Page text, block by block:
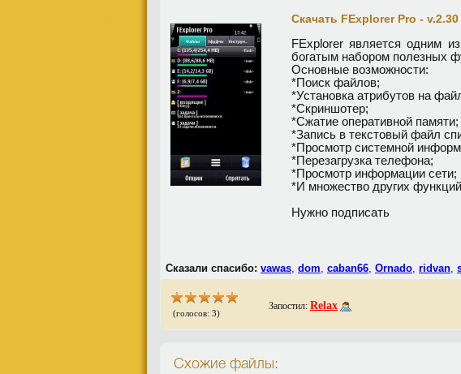
Скачать FExplorer Pro -
FExplorer является одним
богатым набором полезных
Основные возможности:
*Поиск файлов;
*Установка атрибутов на
*Скриншотер;
*Сжатие оперативной памяти;
*Запись в текстовый файл
*Просмотр системной
*Перезагрузка телефона;
*Просмотр информации сети;
*И множество других
Нужно подписать
Сказали спасибо: vawas, dom, caban66, Ornado, ridvan,
(голосов: 3)
Запостил: Relax
Схожие файлы: